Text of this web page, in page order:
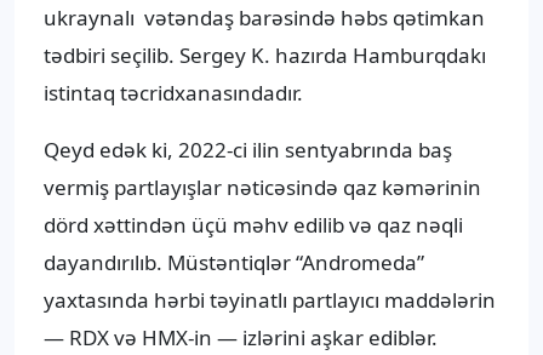
ukraynalı vətəndaş barəsində həbs qətimkan
tədbiri seçilib. Sergey K. hazırda Hamburqdakı
istintaq təcridxanasındadır.
Qeyd edək ki, 2022-ci ilin sentyabrında baş
vermiş partlayışlar nəticəsində qaz kəmərinin
dörd xəttindən üçü məhv edilib və qaz nəqli
dayandırılıb. Müstəntiqlər “Andromeda”
yaxtasında hərbi təyinatlı partlayıcı maddələrin
— RDX və HMX-in — izlərini aşkar ediblər.